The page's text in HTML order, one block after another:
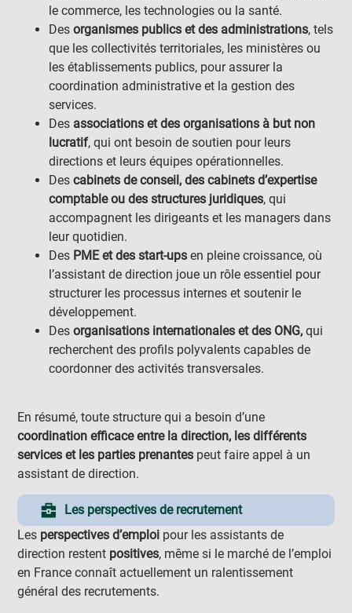
le commerce, les technologies ou la santé.
Desorganismes publics et des administrations, tels
que les collectivités territoriales, les ministères ou
les établissements publics, pour assurer la
coordination administrative et la gestion des
services.
Des associations et des organisations à but non
lucratif, qui ont besoin de soutien pour leurs
directions et leurs équipes opérationnelles.
Des cabinets de conseil, des cabinets d’expertise
comptable ou des structures juridiques, qui
accompagnent les dirigeants et les managers dans
leur quotidien.
Des PME et des start-ups en pleine croissance, où
l’assistant de direction joue un rôle essentiel pour
structurer les processus internes et soutenir le
développement.
Des organisations internationales et des ONG, qui
recherchent des profils polyvalents capables de
coordonner des activités transversales.
En résumé, toute structure qui a besoin d’une
coordination efficace entre la direction, les différents
services et les parties prenantes peut faire appel à un
assistant de direction.
Les perspectives de recrutement
Les perspectives d’emploi pour les assistants de
direction restent positives, même si le marché de l’emploi
en France connaît actuellement un ralentissement
général des recrutements.